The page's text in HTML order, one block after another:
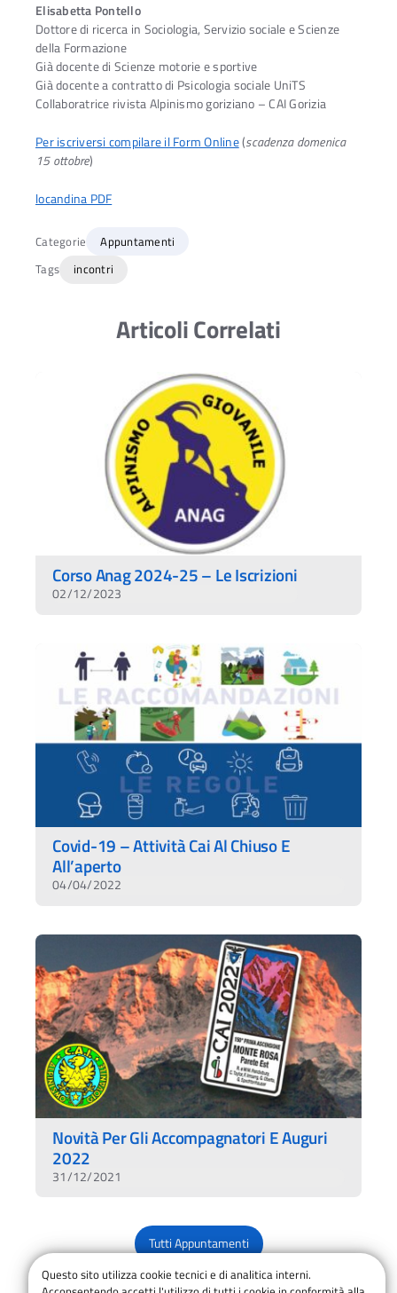
Elisabetta Pontello
Dottore di ricerca in Sociologia, Servizio sociale e Scienze
della Formazione
Già docente di Scienze motorie e sportive
Già docente a contratto di Psicologia sociale UniTS
Collaboratrice rivista Alpinismo goriziano – CAI Gorizia
Per iscriversi compilare il Form Online(scadenza domenica
15 ottobre)
locandina PDF
Categorie
Appuntamenti
Tags
incontri
Articoli Correlati
Corso Anag 2024-25 – Le Iscrizioni
02/12/2023
Covid-19 – Attività Cai Al Chiuso E
All’aperto
04/04/2022
Novità Per Gli Accompagnatori E Auguri
2022
31/12/2021
Tutti Appuntamenti
Questo sito utilizza cookie tecnici e di analitica interni.